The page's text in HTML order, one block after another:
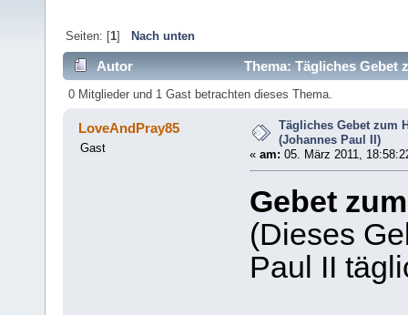
Seiten: [1] Nach unten
Autor Thema: Tägliches Gebet
0 Mitglieder und 1 Gast betrachten dieses Thema.
LoveAndPray85
Gast
Tägliches Gebet zum
(Johannes Paul II)
« am: 05. März 2011,
Gebet
(Dieses
Paul II